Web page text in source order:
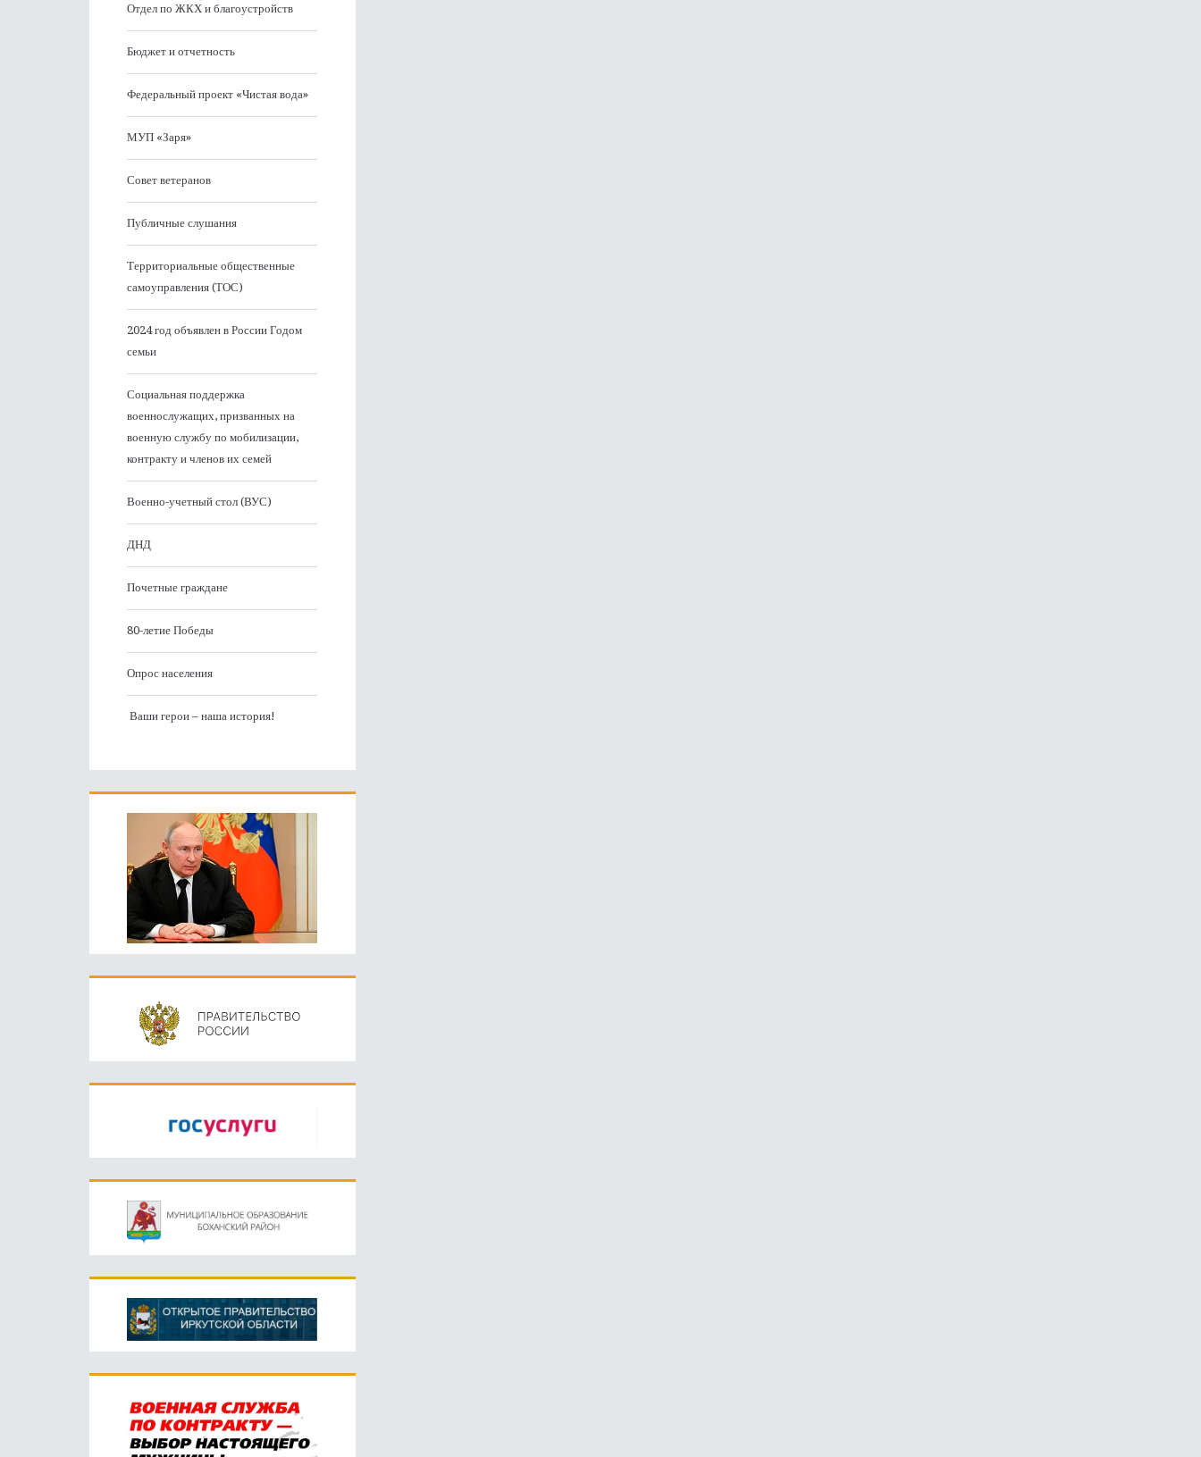
Отдел по ЖКХ и благоустройств
Бюджет и отчетность
Федеральный проект «Чистая вода»
МУП «Заря»
Совет ветеранов
Публичные слушания
Территориальные общественные
самоуправления (ТОС)
2024 год объявлен в России Годом
семьи
Социальная поддержка
военнослужащих, призванных на
военную службу по мобилизации,
контракту и членов их семей
Военно-учетный стол (ВУС)
ДНД
Почетные граждане
80-летие Победы
Опрос населения
Ваши герои – наша история!